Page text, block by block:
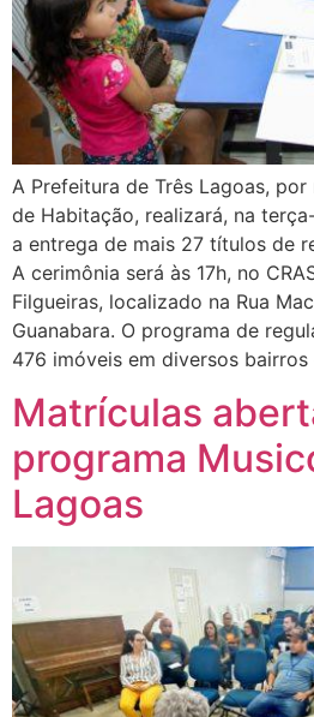
A Prefeitura de Três Lagoas,
de Habitação, realizará, na
a entrega de mais 27 títulos de
A cerimônia será às 17h, no
Filgueiras, localizado na Rua
Guanabara. O programa de
476 imóveis em diversos
Matrículas
programa
Lagoas